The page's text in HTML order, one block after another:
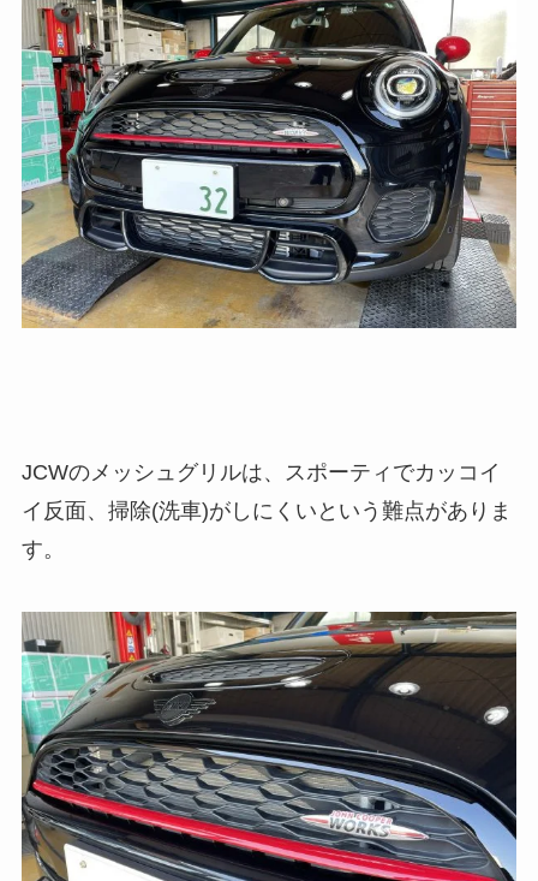
JCWのメッシュグリルは、スポーティでカッコイ
イ反面、掃除(洗車)がしにくいという難点がありま
す。